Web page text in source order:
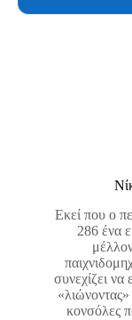
Εκεί που ο
286 ένα
συνεχίζει να
«λιώνοντας»
κονσόλες